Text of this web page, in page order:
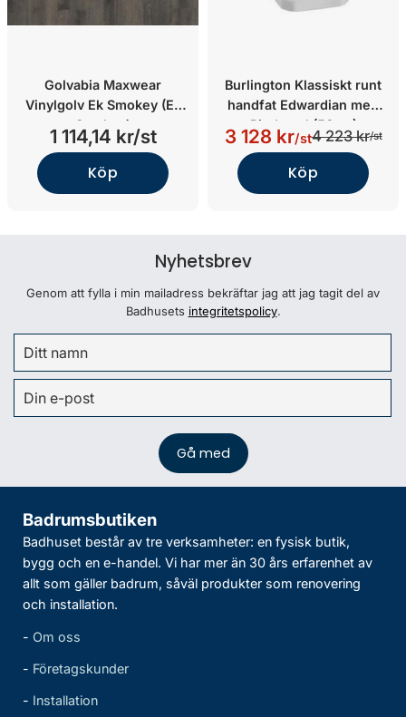
Golvabia Maxwear
Vinylgolv Ek Smokey (Ek
Smokey)
1 114,14 kr/st
Köp
Burlington Klassiskt runt
handfat Edwardian med
Piedestal (56cm)
3 128 kr/st4 223 kr/st
Köp
Nyhetsbrev
Genom att fylla i min mailadress bekräftar jag att jag tagit del av
Badhusets integritetspolicy.
Badrumsbutiken
Badhuset består av tre verksamheter: en fysisk butik,
bygg och en e-handel. Vi har mer än 30 års erfarenhet av
allt som gäller badrum, såväl produkter som renovering
och installation.
- Om oss
- Företagskunder
- Installation